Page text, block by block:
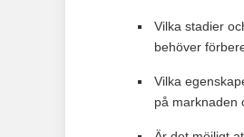
Vilka stadier
behöver
Vilka
på marknaden